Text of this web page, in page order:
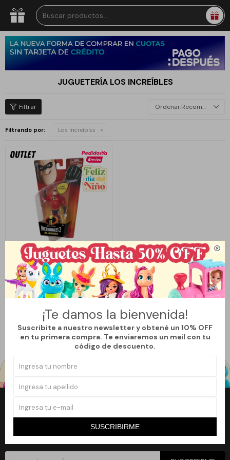

¡Te damos la bienvenida!
Suscribite a nuestro newsletter y obtené un 10% OFF
en tu primera compra. Te enviaremos un mail con tu
código de descuento.
SUSCRIBIRME
JUGUETERÍA LOS INCREÍBLES
Recomendados
Filtrando por: Los Increíbles
Llega HOY
LOS INCREÍBLES MR. INCREÍBLE
490
22
¡Suscribite a nuestro newsletter y accedé a un 10% off en tu primera
compra!